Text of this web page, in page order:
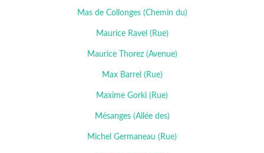
Mas de Collonges (Chemin du)
Maurice Ravel (Rue)
Maurice Thorez (Avenue)
Max Barrel (Rue)
Maxime Gorki (Rue)
Mésanges (Allée des)
Michel Germaneau (Rue)